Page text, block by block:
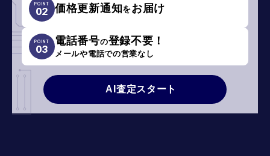
POINT
02 価格更新通知をお届け
POINT
03
電話番号の登録不要！
メールや電話での営業なし
AI査定スタート